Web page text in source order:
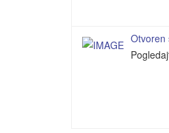
Otvoren